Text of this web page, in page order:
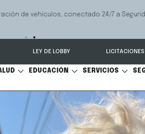
de vehículos, conectado 24/7 a Seguridad
LEY DE LOBBY LICITACIONES
EDUCACIÓN SERVICIOS